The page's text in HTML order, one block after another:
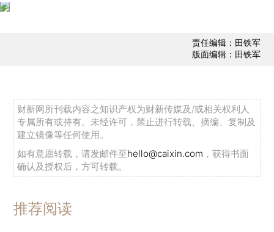
责任编辑：田铁军
版面编辑：田铁军
财新网所刊载内容之知识产权为财新传媒及/或相关权利人
专属所有或持有。未经许可，禁止进行转载、摘编、复制及
建立镜像等任何使用。
如有意愿转载，请发邮件至hello@caixin.com ，获得书面
确认及授权后，方可转载。
推荐阅读